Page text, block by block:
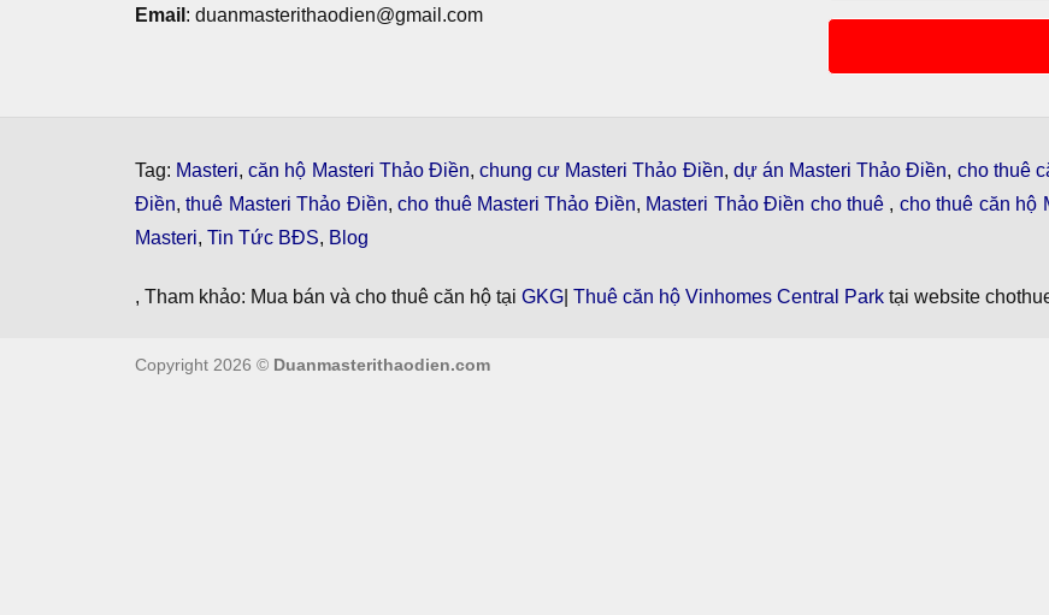
Email : duanmasterithaodien@gmail.com
Tag: Masteri,căn hộ Masteri Thảo Điền,chung cư Masteri Thảo Điền, dự án Masteri Thảo Điền, cho thuê
Điền,thuê Masteri Thảo Điền,cho thuê Masteri Thảo Điền, Masteri Thảo Điền cho thuê , cho thuê căn hộ
Masteri, Tin Tức BĐS, Blog
, Tham khảo: Mua bán và cho thuê căn hộ tại GKG Thuê căn hộ Vinhomes Central Park tại website
Copyright 2026 © Duanmasterithaodien.com